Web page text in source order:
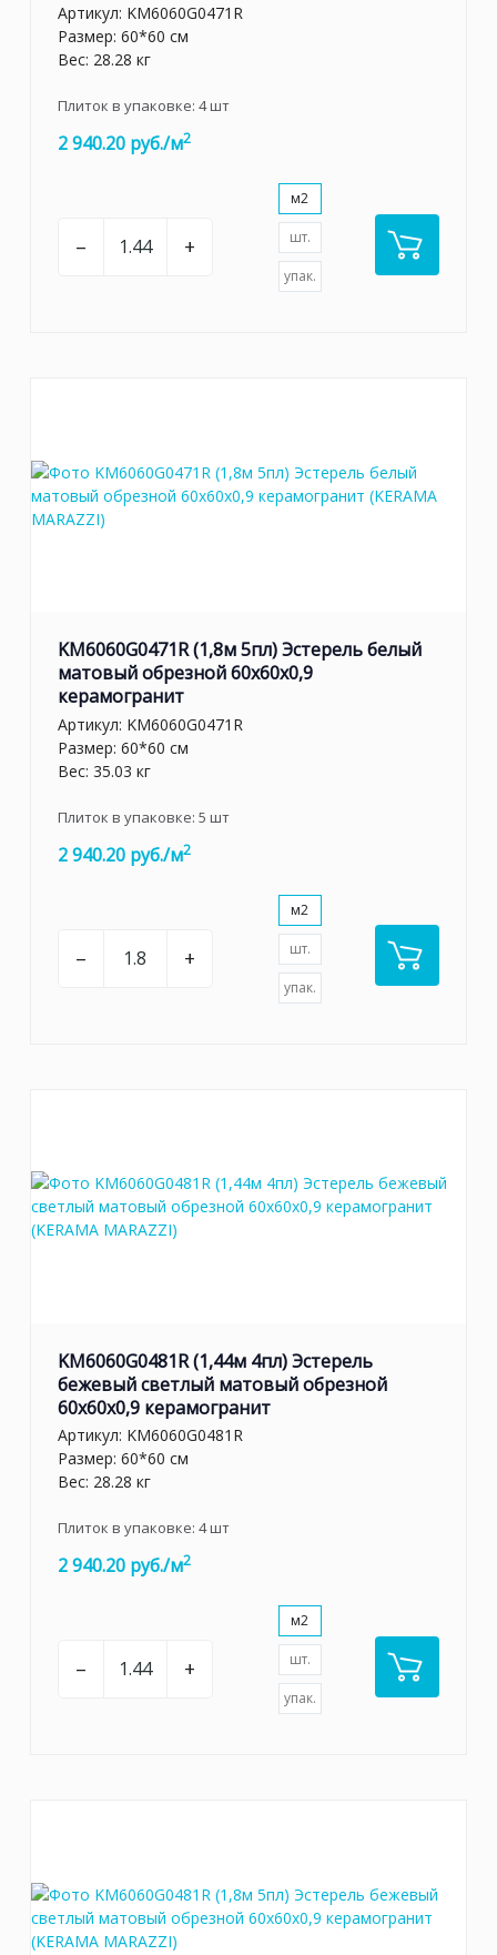
Артикул: KM6060G0471R
Размер: 60*60 см
Вес: 28.28 кг
Плиток в упаковке: 4шт
2 940.20 руб./м2
– +
м2
шт.
упак.
KM6060G0471R (1,8м 5пл) Эстерель белый
матовый обрезной 60x60x0,9
керамогранит
Артикул: KM6060G0471R
Размер: 60*60 см
Вес: 35.03 кг
Плиток в упаковке: 5 шт
2 940.20 руб./м2
– +
м2
шт.
упак.
KM6060G0481R (1,44м 4пл) Эстерель
бежевый светлый матовый обрезной
60x60x0,9 керамогранит
Артикул: KM6060G0481R
Размер: 60*60 см
Вес: 28.28 кг
Плиток в упаковке: 4шт
2 940.20 руб./м2
– +
м2
шт.
упак.